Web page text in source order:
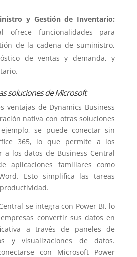
y Gestión de Inventario:
ofrece funcionalidades para
de la cadena de suministro,
de ventas y demanda, y
soluciones de Microsoft
ventajas de Dynamics Business
nativa con otras soluciones
se puede conectar sin
365, lo que permite a los
a los datos de Business Central
aplicaciones familiares como
Esto simplifica las tareas
se integra con Power BI, lo
convertir sus datos en
a través de paneles de
y visualizaciones de datos.
con Microsoft Power